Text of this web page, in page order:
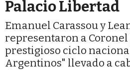
Palacio Libertad
Emanuel Carassou y
representaron a
prestigioso ciclo
Argentinos" llevado a